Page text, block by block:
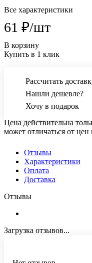
Все характеристики
61 ₽/шт
В корзину
Купить в 1 клик
Рассчитать
Нашли дешевле?
Хочу в подарок
Цена действительна
может отличаться от
Отзывы
Характеристики
Оплата
Доставка
Отзывы
Загрузка отзывов...